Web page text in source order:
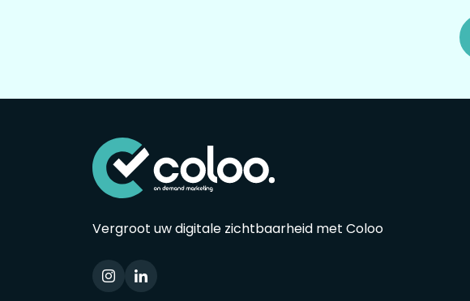
Vergroot uw digitale zichtbaarheid met Coloo